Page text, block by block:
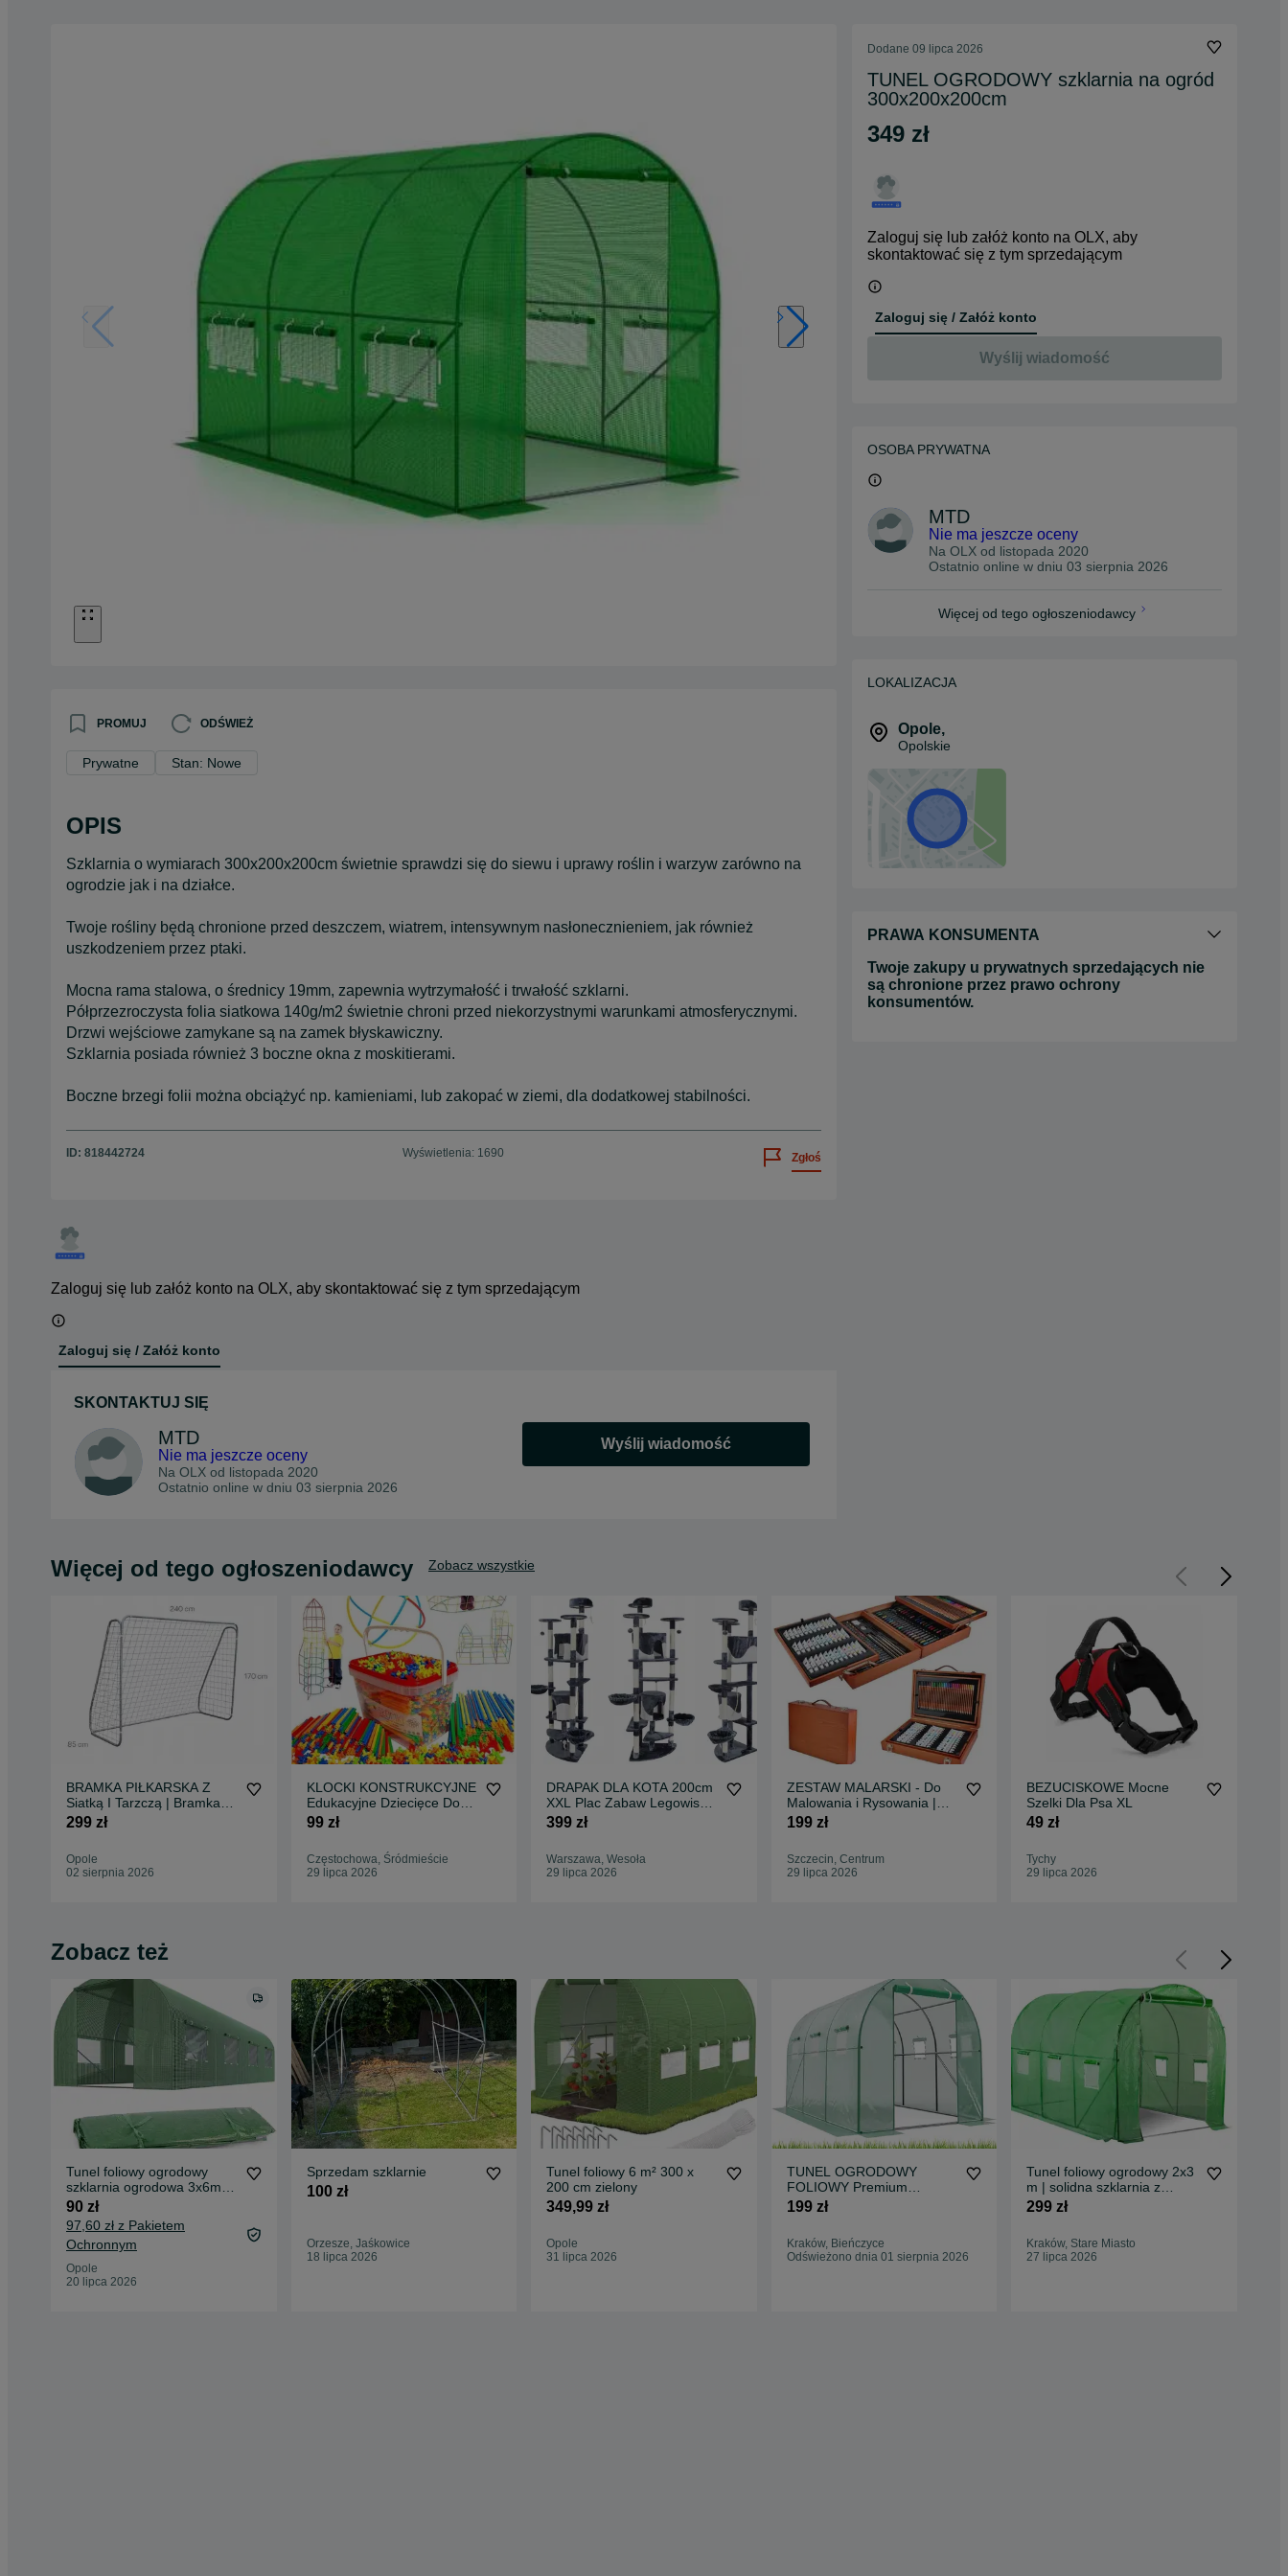
PROMUJ ODŚWIEŻ
Prywatne Stan: Nowe
OPIS
Szklarnia o wymiarach 300x200x200cm świetnie sprawdzi się do siewu i uprawy roślin i warzyw zarówno na
ogrodzie jak i na działce.
Twoje rośliny będą chronione przed deszczem, wiatrem, intensywnym nasłonecznieniem, jak również
uszkodzeniem przez ptaki.
Mocna rama stalowa, o średnicy 19mm, zapewnia wytrzymałość i trwałość szklarni.
Półprzezroczysta folia siatkowa 140g/m2 świetnie chroni przed niekorzystnymi warunkami atmosferycznymi.
Drzwi wejściowe zamykane są na zamek błyskawiczny.
Szklarnia posiada również 3 boczne okna z moskitierami.
Boczne brzegi folii można obciążyć np. kamieniami, lub zakopać w ziemi, dla dodatkowej stabilności.
ID: 818442724 Wyświetlenia: 1690 Zgłoś
Zaloguj się lub załóż konto na OLX, aby skontaktować się z tym sprzedającym
Zaloguj się / Załóż konto
SKONTAKTUJ SIĘ
MTD
Nie ma jeszcze oceny
Na OLX od listopada 2020
Ostatnio online w dniu 03 sierpnia 2026
Wyślij wiadomość
Dodane 09 lipca 2026
TUNEL OGRODOWY szklarnia na ogród
300x200x200cm
349 zł
Zaloguj się lub załóż konto na OLX, aby
skontaktować się z tym sprzedającym
Zaloguj się / Załóż konto
Wyślij wiadomość
OSOBA PRYWATNA
MTD
Nie ma jeszcze oceny
Na OLX od listopada 2020
Ostatnio online w dniu 03 sierpnia 2026
Więcej od tego ogłoszeniodawcy
LOKALIZACJA
Opole,
Opolskie
PRAWA KONSUMENTA
Twoje zakupy u prywatnych sprzedających nie
są chronione przez prawo ochrony
konsumentów.
Więcej od tego ogłoszeniodawcy Zobacz wszystkie
BRAMKA PIŁKARSKA Z
Siatką I Tarzczą | Bramka
Do Piłki Nożnej
299 zł
Opole
02 sierpnia 2026
KLOCKI KONSTRUKCYJNE
Edukacyjne Dziecięce Do
Zabawy i Nauki
99 zł
Częstochowa, Śródmieście
29 lipca 2026
DRAPAK DLA KOTA 200cm
XXL Plac Zabaw Legowisko
| 3 Kolory
399 zł
Warszawa, Wesoła
29 lipca 2026
ZESTAW MALARSKI - Do
Malowania i Rysowania |
184 Elementy
199 zł
Szczecin, Centrum
29 lipca 2026
BEZUCISKOWE Mocne
Szelki Dla Psa XL
49 zł
Tychy
29 lipca 2026
Zobacz też
Tunel foliowy ogrodowy
szklarnia ogrodowa 3x6m
foliak tyczki 18m2 zielony
90 zł
97,60 zł z Pakietem
Ochronnym
Opole
20 lipca 2026
Sprzedam szklarnie
100 zł
Orzesze, Jaśkowice
18 lipca 2026
Tunel foliowy 6 m² 300 x
200 cm zielony
349,99 zł
Opole
31 lipca 2026
TUNEL OGRODOWY
FOLIOWY Premium
Szklarnia 3x2m FOLIA 6m2
199 zł
Kraków, Bieńczyce
Odświeżono dnia 01 sierpnia 2026
Tunel foliowy ogrodowy 2x3
m | solidna szklarnia z
oknami i zamkiem
299 zł
Kraków, Stare Miasto
27 lipca 2026